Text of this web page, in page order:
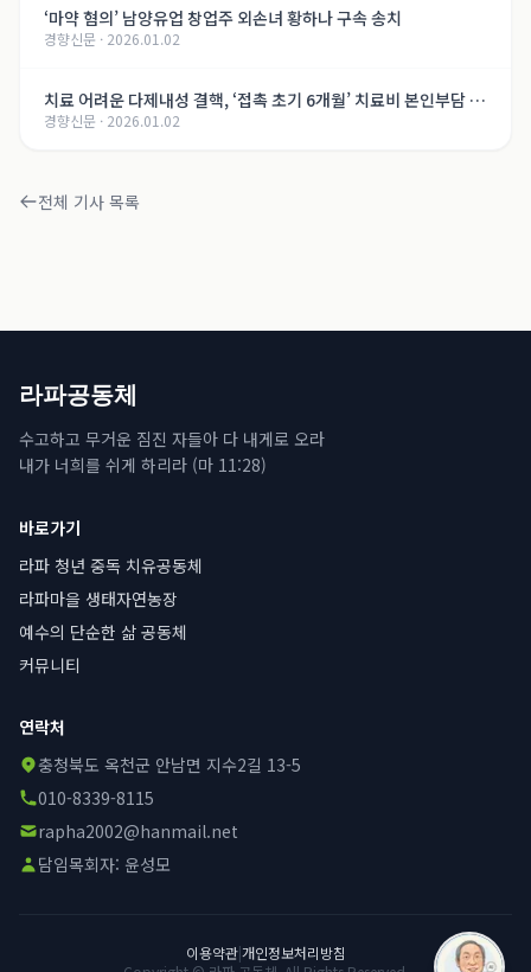
‘마약 혐의’ 남양유업 창업주 외손녀 황하나 구속 송치
경향신문 · 2026.01.02
치료 어려운 다제내성 결핵, ‘접촉 초기 6개월’ 치료비 본인부담 면
제
경향신문 · 2026.01.02
전체 기사 목록
라파공동체
수고하고 무거운 짐진 자들아 다 내게로 오라
내가 너희를 쉬게 하리라 (마 11:28)
바로가기
라파 청년 중독 치유공동체
라파마을 생태자연농장
예수의 단순한 삶 공동체
커뮤니티
연락처
충청북도 옥천군 안남면 지수2길 13-5
010-8339-8115
rapha2002@hanmail.net
담임목회자: 윤성모
이용약관|개인정보처리방침